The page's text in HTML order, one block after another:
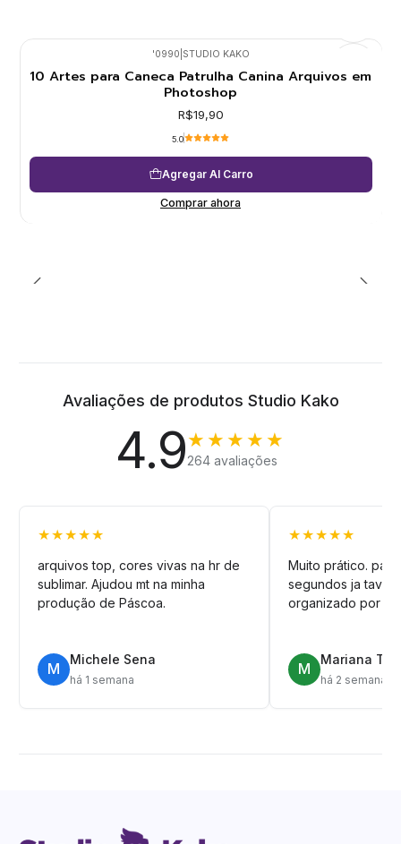
'0990 STUDIO KAKO
10 Artes para Caneca Patrulha Canina Arquivos em
Photoshop
R$19,90
5.0
Agregar Al Carro
Comprar ahora
Avaliações de produtos Studio Kako
4.9★★★★★
264 avaliações
★★★★★
arquivos top, cores vivas na hr de
sublimar. Ajudou mt na minha
produção de Páscoa.
M
Michele Sena
há 1 semana
★★★★★
Muito prático.
segundos ja tava
organizado por
M
Mariana T.
há 2 semanas